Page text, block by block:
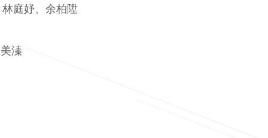
庭妤、余柏陞
溱